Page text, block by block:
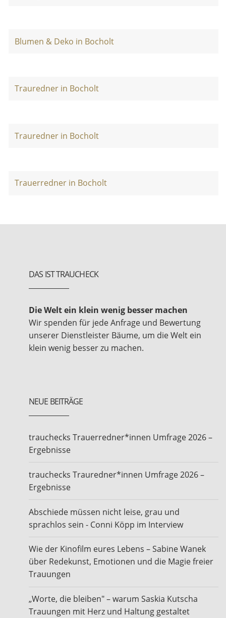
Blumen & Deko in Bocholt
Trauredner in Bocholt
Trauredner in Bocholt
Trauerredner in Bocholt
DAS IST TRAUCHECK
Die Welt ein klein wenig besser machen
Wir spenden für jede Anfrage und Bewertung
unserer Dienstleister Bäume, um die Welt ein
klein wenig besser zu machen.
NEUE BEITRÄGE
trauchecks Trauerredner*innen Umfrage 2026 –
Ergebnisse
trauchecks Trauredner*innen Umfrage 2026 –
Ergebnisse
Abschiede müssen nicht leise, grau und
sprachlos sein - Conni Köpp im Interview
Wie der Kinofilm eures Lebens – Sabine Wanek
über Redekunst, Emotionen und die Magie freier
Trauungen
„Worte, die bleiben" – warum Saskia Kutscha
Trauungen mit Herz und Haltung gestaltet